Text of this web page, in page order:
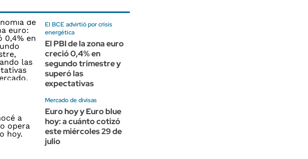
El BCE advirtió por crisis
energética
El PBI de la zona euro
creció 0,4% en
segundo trimestre y
superó las
expectativas
Mercado de divisas
Euro hoy y Euro blue
hoy: a cuánto cotizó
este miércoles 29 de
julio